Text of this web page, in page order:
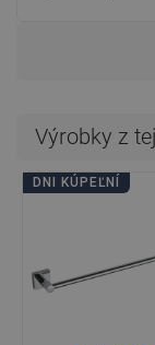
Výrobky z
DNI KÚPEĽNÍ